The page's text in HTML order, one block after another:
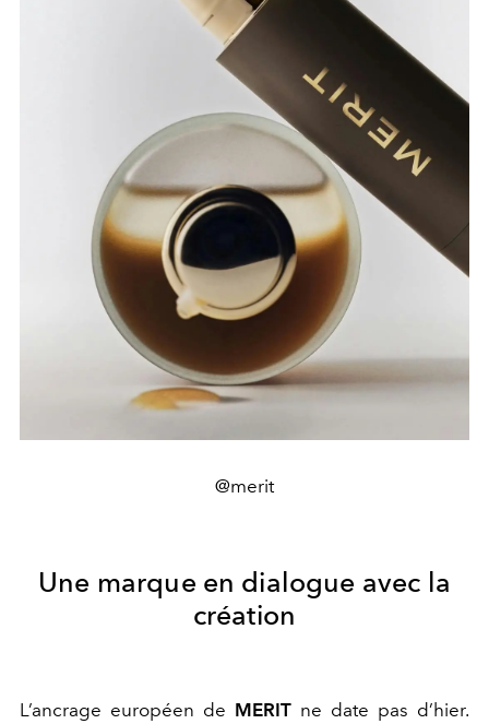
@merit
Une marque en dialogue avec la
création
L’ancrage européen de MERIT ne date pas d’hier.